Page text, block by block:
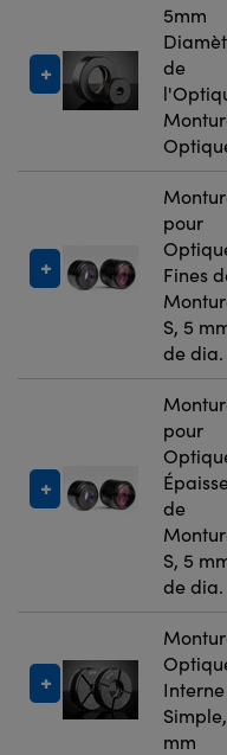
5mm
de
pour
Fines
S, 5
de dia.
pour
de
S, 5
de dia.
Interne
mm